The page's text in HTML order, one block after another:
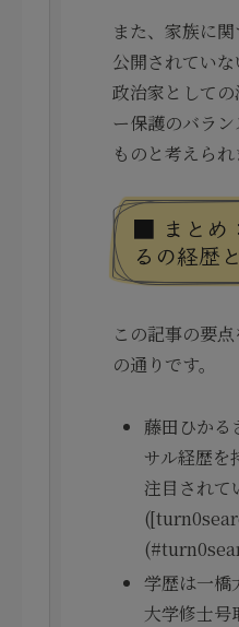
また、家族に
公開されていな
政治家として
ー保護のバラ
ものと考えられ
■ まとめ
るの経歴
この記事の要
の通りです。
藤田ひかる
サル経歴を
注目されて
学歴は一橋
大学修士号